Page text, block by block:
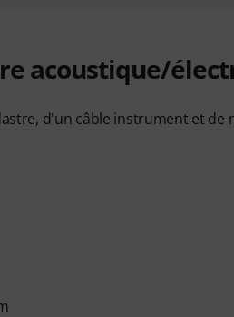
acoustique/
d'un câble instrument et de